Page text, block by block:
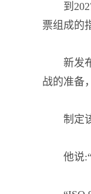
到2027
票组成的
新发布
战的准备
制定该
他说:“